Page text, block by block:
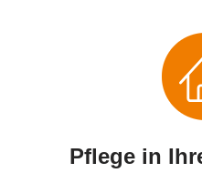
Pflege in